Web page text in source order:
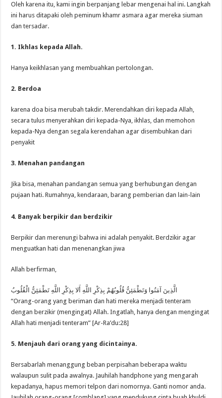
Oleh karena itu, kami ingin berpanjang lebar mengenai hal ini. Langkah
ini harus ditapaki oleh peminum khamr asmara agar mereka siuman
dan tersadar.
1. Ikhlas kepada Allah.
Hanya keikhlasan yang membuahkan pertolongan.
2. Berdoa
karena doa bisa merubah takdir. Merendahkan diri kepada Allah,
secara tulus menyerahkan diri kepada-Nya, ikhlas, dan memohon
kepada-Nya dengan segala kerendahan agar disembuhkan dari
penyakit
3. Menahan pandangan
Jika bisa, menahan pandangan semua yang berhubungan dengan
pujaan hati. Rumahnya, kendaraan, barang pemberian dan lain-lain
4. Banyak berpikir dan berdzikir
Berpikir dan merenungi bahwa ini adalah penyakit. Berdzikir agar
menguatkan hati dan menenangkan jiwa
Allah berfirman,
الَّذِينَ آمَنُوا وَتَطْمَئِنُّ قُلُوبُهُمْ بِذِكْرِ اللَّهِ أَلا بِذِكْرِ اللَّهِ تَطْمَئِنُّ الْقُلُوبُ
“Orang-orang yang beriman dan hati mereka menjadi tenteram
dengan berzikir (mengingat) Allah. Ingatlah, hanya dengan mengingat
Allah hati menjadi tenteram” [Ar-Ra’du:28]
5. Menjauh dari orang yang dicintainya.
Bersabarlah menanggung beban perpisahan beberapa waktu
walaupun sulit pada awalnya. Jauhilah handphone yang mengarah
kepadanya, hapus memori telpon dari nomornya. Ganti nomor anda.